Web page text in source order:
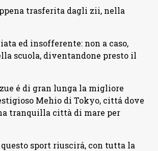
trasferita dagli zii, nella
ed insofferente: non a caso,
scuola, diventandone presto il
é di gran lunga la migliore
Mehio di Tokyo, cittá dove
tranquilla città di mare per
sport riuscirá, con tutta la